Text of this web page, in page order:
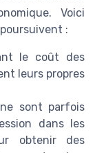
Voici
:
le coût des
leurs propres
sont parfois
dans les
obtenir des